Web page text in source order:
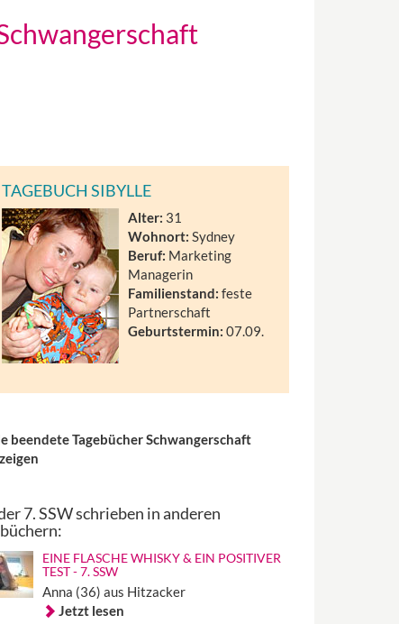
TAGEBUCH SIBYLLE
Alter: 31
Wohnort: Sydney
Beruf: Marketing
Managerin
Familienstand: feste
Partnerschaft
Geburtstermin: 07.09.
beendete Tagebücher Schwangerschaft
7. SSW schrieben in anderen
EINE FLASCHE WHISKY & EIN POSITIVER
TEST - 7. SSW
Anna (36) aus Hitzacker
Jetzt lesen